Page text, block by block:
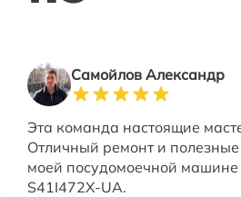
Самойлов Александр
Эта команда настоящие
Отличный ремонт и
моей посудомоечной
S41I472X-UA.